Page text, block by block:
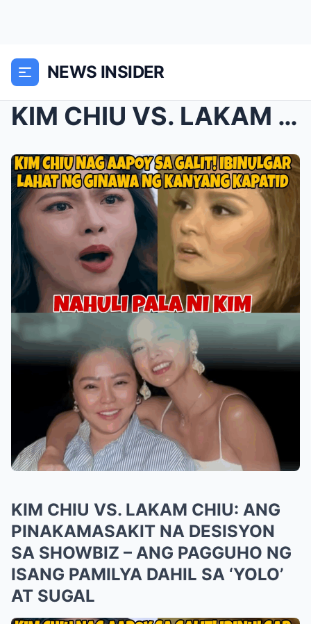
NEWS INSIDER
KIM CHIU VS. LAKAM CHIU: ANG PINAKAMASAKIT NA DESI...
KIM CHIU VS. LAKAM CHIU: ANG
PINAKAMASAKIT NA DESISYON
SA SHOWBIZ – ANG PAGGUHO NG
ISANG PAMILYA DAHIL SA ‘YOLO’
AT SUGAL